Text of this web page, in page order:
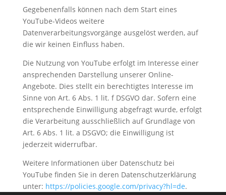
Gegebenenfalls können nach dem Start eines
YouTube-Videos weitere
Datenverarbeitungsvorgänge ausgelöst werden, auf
die wir keinen Einfluss haben.
Die Nutzung von YouTube erfolgt im Interesse einer
ansprechenden Darstellung unserer Online-
Angebote. Dies stellt ein berechtigtes Interesse im
Sinne von Art. 6 Abs. 1 lit. f DSGVO dar. Sofern eine
entsprechende Einwilligung abgefragt wurde, erfolgt
die Verarbeitung ausschließlich auf Grundlage von
Art. 6 Abs. 1 lit. a DSGVO; die Einwilligung ist
jederzeit widerrufbar.
Weitere Informationen über Datenschutz bei
YouTube finden Sie in deren Datenschutzerklärung
unter: https://policies.google.com/privacy?hl=de.